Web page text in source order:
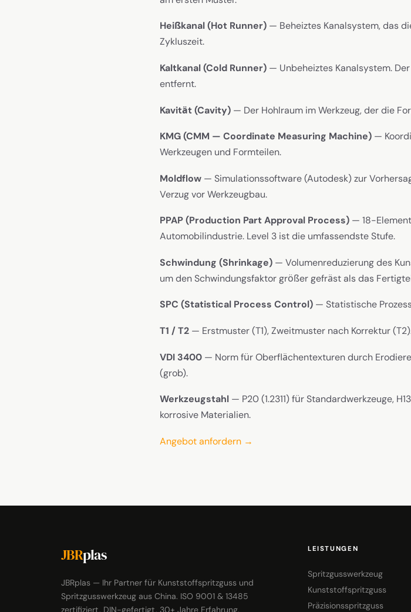
Heißkanal (Hot Runner) — Beheiztes Kanalsystem, das
Zykluszeit.
Kaltkanal (Cold Runner) — Unbeheiztes Kanalsystem.
entfernt.
Kavität (Cavity) — Der Hohlraum im Werkzeug, der die
KMG (CMM — Coordinate Measuring Machine) —
Werkzeugen und Formteilen.
Moldflow — Simulationssoftware (Autodesk) zur
Verzug vor Werkzeugbau.
PPAP (Production Part Approval Process) — 18-
Automobilindustrie. Level 3 ist die umfassendste Stufe.
Schwindung (Shrinkage) — Volumenreduzierung des
um den Schwindungsfaktor größer gefräst als das
SPC (Statistical Process Control) — Statistische
T1 / T2 — Erstmuster (T1), Zweitmuster nach Korrektur
VDI 3400 — Norm für Oberflächentexturen durch
(grob).
Werkzeugstahl — P20 (1.2311) für Standardwerkzeuge,
korrosive Materialien.
Angebot anfordern →
JBRplas
JBRplas — Ihr Partner für Kunststoffspritzguss und
Spritzgusswerkzeug aus China. ISO 9001 & 13485
zertifiziert, DIN-gefertigt, 30+ Jahre Erfahrung.
LEISTUNGEN
Spritzgusswerkzeug
Kunststoffspritzguss
Präzisionsspritzguss